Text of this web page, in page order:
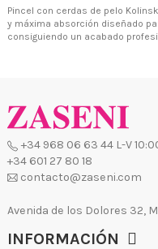
Pincel con cerdas de pelo
y máxima absorción diseñado
consiguiendo un acabado
contacto@zaseni.com
Avenida de los Dolores 32, Murcia
INFORMACIÓN